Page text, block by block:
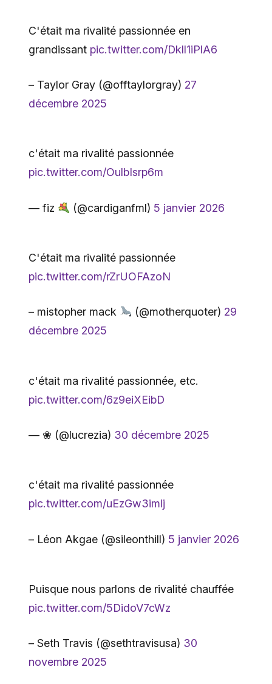
C'était ma rivalité passionnée en
grandissant pic.twitter.com/Dkll1iPlA6
– Taylor Gray (@offtaylorgray) 27
décembre 2025
c'était ma rivalité passionnée
pic.twitter.com/OulbIsrp6m
— fiz (@cardiganfml) 5 janvier 2026
C'était ma rivalité passionnée
pic.twitter.com/rZrUOFAzoN
– mistopher mack (@motherquoter) 29
décembre 2025
c'était ma rivalité passionnée, etc.
pic.twitter.com/6z9eiXEibD
— ❀ (@lucrezia) 30 décembre 2025
c'était ma rivalité passionnée
pic.twitter.com/uEzGw3imlj
– Léon Akgae (@sileonthill) 5 janvier 2026
Puisque nous parlons de rivalité chauffée
pic.twitter.com/5DidoV7cWz
– Seth Travis (@sethtravisusa) 30
novembre 2025